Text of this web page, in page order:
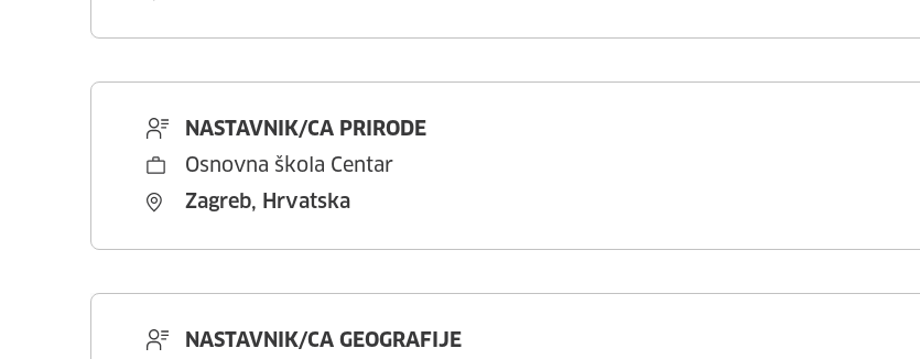
NASTAVNIK/CA PRIRODE
Osnovna škola Centar
Zagreb, Hrvatska
NASTAVNIK/CA GEOGRAFIJE